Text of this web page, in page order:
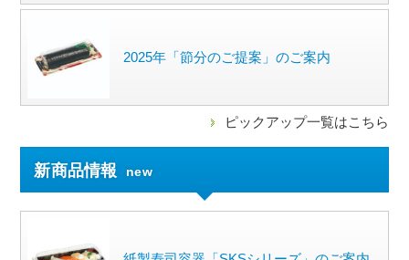
2025年「節分のご提案」のご案内
ピックアップ一覧はこちら
新商品情報 new